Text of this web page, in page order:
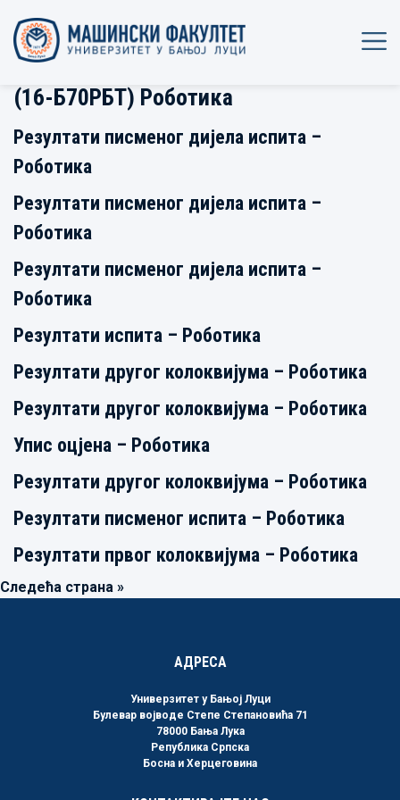
(16-Б70РБТ) Роботика
Резултати писменог дијела испита –
Роботика
Резултати писменог дијела испита –
Роботика
Резултати писменог дијела испита –
Роботика
Резултати испита – Роботика
Резултати другог колоквијума – Роботика
Резултати другог колоквијума – Роботика
Упис оцјена – Роботика
Резултати другог колоквијума – Роботика
Резултати писменог испита – Роботика
Резултати првог колоквијума – Роботика
Следећа страна »
АДРЕСА
Универзитет у Бањој Луци
Булевар војводе Степе Степановића 71
78000 Бања Лука
Република Српска
Босна и Херцеговина